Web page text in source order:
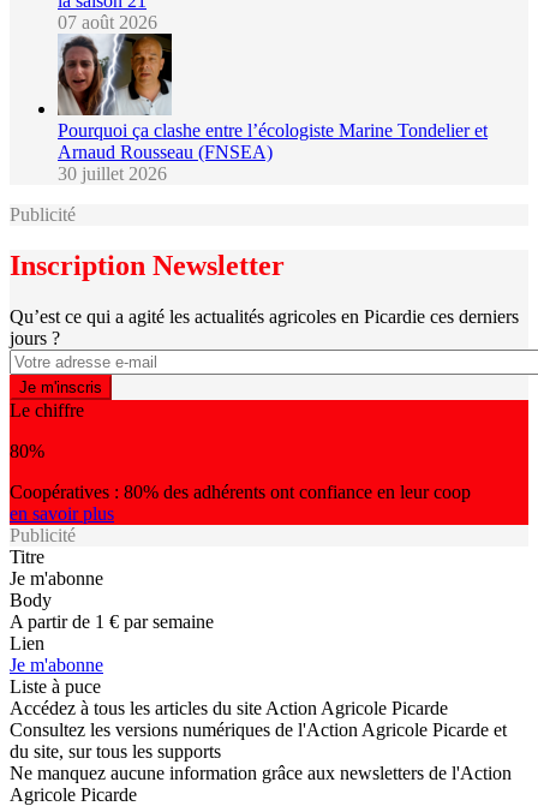
07 août 2026
Pourquoi ça clashe entre l’écologiste Marine Tondelier et
Arnaud Rousseau (FNSEA)
30 juillet 2026
Publicité
Inscription Newsletter
Qu’est ce qui a agité les actualités agricoles en Picardie ces derniers
jours ?
Le chiffre
80%
Coopératives : 80% des adhérents ont confiance en leur coop
en savoir plus
Publicité
Titre
Je m'abonne
Body
A partir de 1 € par semaine
Lien
Je m'abonne
Liste à puce
Accédez à tous les articles du site Action Agricole Picarde
Consultez les versions numériques de l'Action Agricole Picarde et
du site, sur tous les supports
Ne manquez aucune information grâce aux newsletters de l'Action
Agricole Picarde